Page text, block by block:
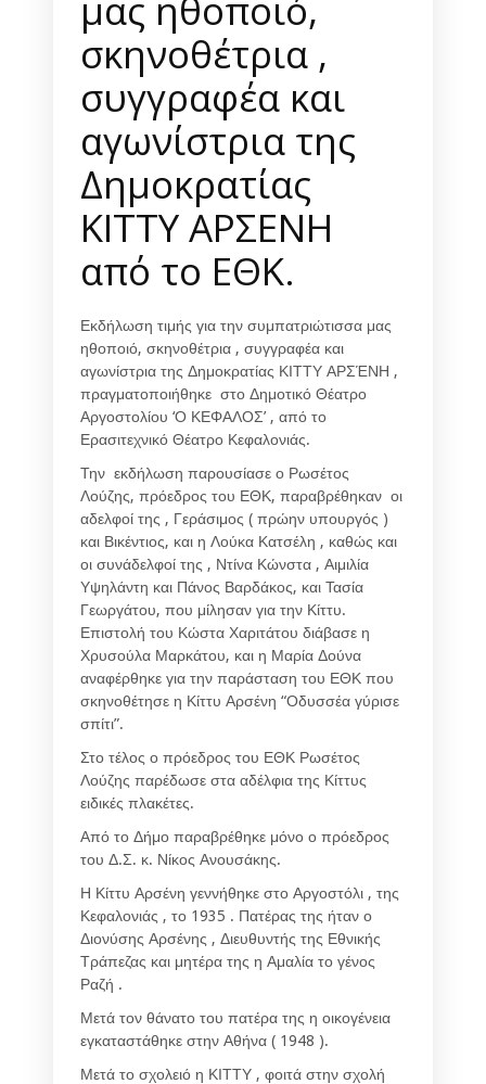
σκηνοθέτρια ,
συγγραφέα και
αγωνίστρια της
Δημοκρατίας
ΚΙΤΤΥ ΑΡΣΕΝΗ
από το ΕΘΚ.
Εκδήλωση τιμής για την συμπατριώτισσα μας
ηθοποιό, σκηνοθέτρια , συγγραφέα και
αγωνίστρια της Δημοκρατίας ΚΙΤΤΥ ΑΡΣΈΝΗ ,
πραγματοποιήθηκε στο Δημοτικό Θέατρο
Αργοστολίου ‘Ο ΚΕΦΑΛΟΣ’ , από το
Ερασιτεχνικό Θέατρο Κεφαλονιάς.
Την εκδήλωση παρουσίασε ο Ρωσέτος
Λούζης, πρόεδρος του ΕΘΚ, παραβρέθηκαν οι
αδελφοί της , Γεράσιμος ( πρώην υπουργός )
και Βικέντιος, και η Λούκα Κατσέλη , καθώς και
οι συνάδελφοί της , Ντίνα Κώνστα , Αιμιλία
Υψηλάντη και Πάνος Βαρδάκος, και Τασία
Γεωργάτου, που μίλησαν για την Κίττυ.
Επιστολή του Κώστα Χαριτάτου διάβασε η
Χρυσούλα Μαρκάτου, και η Μαρία Δούνα
αναφέρθηκε για την παράσταση του ΕΘΚ που
σκηνοθέτησε η Κίττυ Αρσένη “Οδυσσέα γύρισε
σπίτι”.
Στο τέλος ο πρόεδρος του ΕΘΚ Ρωσέτος
Λούζης παρέδωσε στα αδέλφια της Κίττυς
ειδικές πλακέτες.
Από το Δήμο παραβρέθηκε μόνο ο πρόεδρος
του Δ.Σ. κ. Νίκος Ανουσάκης.
Η Κίττυ Αρσένη γεννήθηκε στο Αργοστόλι , της
Κεφαλονιάς , το 1935 . Πατέρας της ήταν ο
Διονύσης Αρσένης , Διευθυντής της Εθνικής
Τράπεζας και μητέρα της η Αμαλία το γένος
Ραζή .
Μετά τον θάνατο του πατέρα της η οικογένεια
εγκαταστάθηκε στην Αθήνα ( 1948 ).
Μετά το σχολειό η ΚΙΤΤΥ , φοιτά στην σχολή